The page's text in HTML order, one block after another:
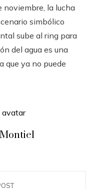
noviembre, la lucha
simbólico
sube al ring para
del agua es una
que ya no puede